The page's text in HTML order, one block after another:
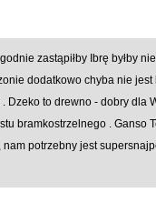
zastąpiłby Ibrę byłby
dodatkowo chyba nie
. Dzeko to drewno - dobry dla
bramkostrzelnego . Ganso
potrzebny jest